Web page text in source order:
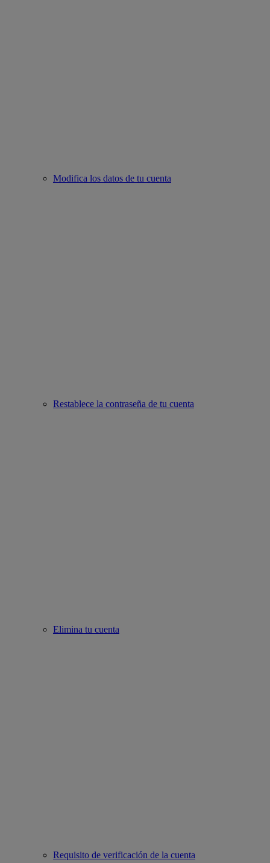
Modifica los datos de tu cuenta
Restablece la contraseña de tu cuenta
Elimina tu cuenta
Requisito de verificación de la cuenta